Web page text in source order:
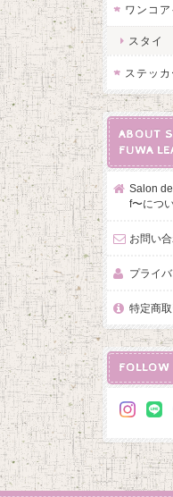
ワンコア
スタイ
ステッカ
ABOUT
FUWA
Salon
f〜につ
お問い
プライ
特定商
FOLLOW